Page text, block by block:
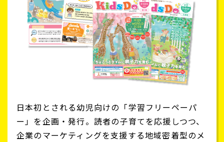
日本初とされる幼児向けの「学習フリーペーパ
ー」を企画・発行。読者の子育てを応援しつつ、
企業のマーケティングを支援する地域密着型のメ